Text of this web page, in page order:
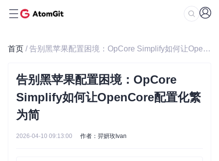
首页 / 告别黑苹果配置困境：OpCore Simplify如何让OpenCore配置化繁为简
告别黑苹果配置困境：OpCore
Simplify如何让OpenCore配置化繁
为简
2026-04-10 09:13:00 作者：羿妍玫Ivan